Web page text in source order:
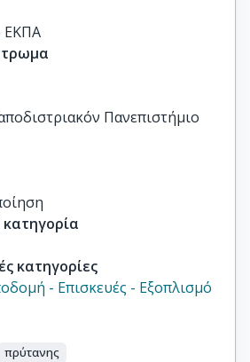
ΕΚΠΑ
Πανεπιστήμιο
κατηγορίες
- Επισκευές - Εξοπλισμό
πρύτανης